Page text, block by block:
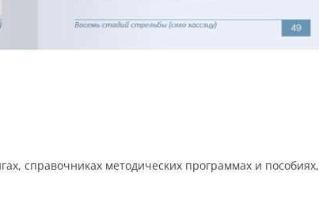
справочниках методических программах и пособиях,